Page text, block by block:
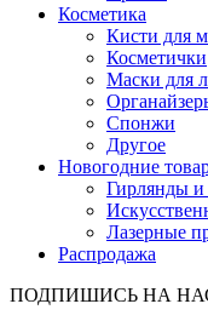
Косметика
Кисти для
Косметички
Маски для
Спонжи
Другое
Новогодние
Гирлянды
Лазерные
Распродажа
ПОДПИШИСЬ НА